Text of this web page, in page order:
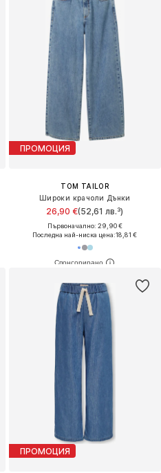
ПРОМОЦИЯ
TOM TAILOR
Широки крачоли Дънки
26,90 €(52,61 лв.³)
Първоначално: 29,90 €
Последна най-ниска цена:18,81 €
ПРОМОЦИЯ